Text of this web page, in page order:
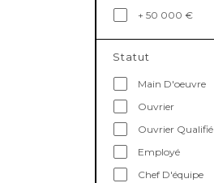
+ 50 000 €
Statut
Main D'oeuvre
Ouvrier
Ouvrier Qualifié
Employé
Chef D'équipe